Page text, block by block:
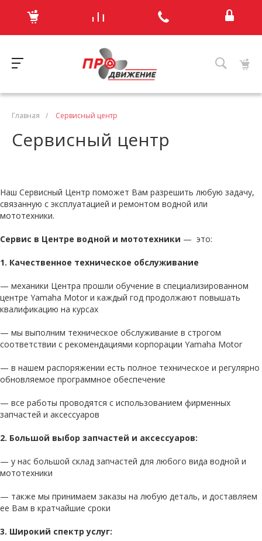
Главная / Сервисный центр
Сервисный центр
Наш Сервисный Центр поможет Вам разрешить любую задачу,
связанную с эксплуатацией и ремонтом водной или
мототехники.
Сервис в Центре водной и мототехники — это:
1. Качественное техническое обслуживание
— механики Центра прошли обучение в специализированном
центре Yamaha Motor и каждый год продолжают повышать
квалификацию на курсах
— мы выполним техническое обслуживание в строгом
соответствии с рекомендациями корпорации Yamaha Motor
— в нашем распоряжении есть полное техническое и регулярно
обновляемое программное обеспечение
— все работы проводятся с использованием фирменных
запчастей и аксессуаров
2. Большой выбор запчастей и аксессуаров:
— у нас большой склад запчастей для любого вида водной и
мототехники
— также мы принимаем заказы на любую деталь, и доставляем
ее Вам в кратчайшие сроки
3. Широкий спектр услуг: